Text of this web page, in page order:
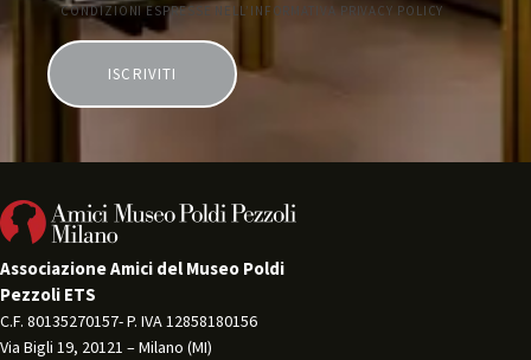
Associazione Amici del Museo Poldi
Pezzoli ETS
C.F. 80135270157- P. IVA 12858180156
Via Bigli 19, 20121 – Milano (MI)